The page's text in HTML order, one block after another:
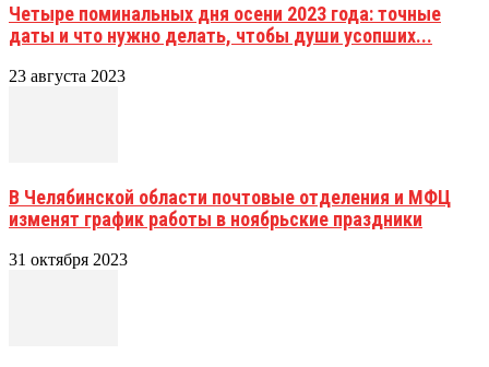
Четыре поминальных дня осени 2023 года: точные
даты и что нужно делать, чтобы души усопших...
23 августа 2023
В Челябинской области почтовые отделения и МФЦ
изменят график работы в ноябрьские праздники
31 октября 2023